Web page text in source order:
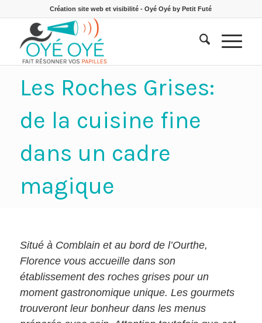
Création site web et visibilité - Oyé Oyé by Petit Futé
Les Roches Grises:
de la cuisine fine
dans un cadre
magique
Situé à Comblain et au bord de l’Ourthe,
Florence vous accueille dans son
établissement des roches grises pour un
moment gastronomique unique. Les gourmets
trouveront leur bonheur dans les menus